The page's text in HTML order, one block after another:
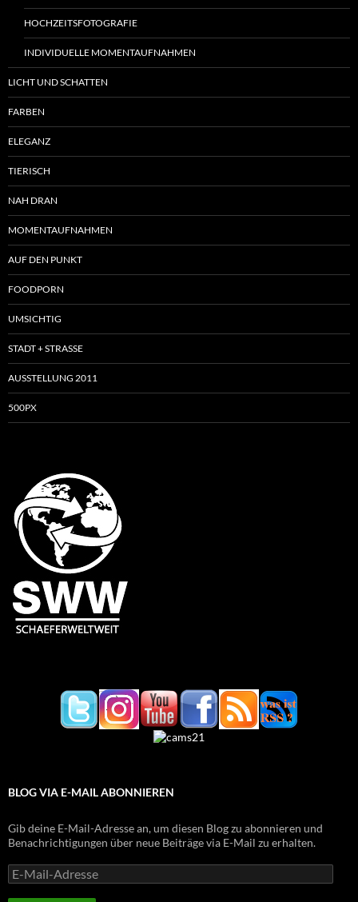
HOCHZEITSFOTOGRAFIE
INDIVIDUELLE MOMENTAUFNAHMEN
LICHT UND SCHATTEN
FARBEN
ELEGANZ
TIERISCH
NAH DRAN
MOMENTAUFNAHMEN
AUF DEN PUNKT
FOODPORN
UMSICHTIG
STADT + STRASSE
AUSSTELLUNG 2011
500PX
BLOG VIA E-MAIL ABONNIEREN
Gib deine E-Mail-Adresse an, um diesen Blog zu abonnieren und
Benachrichtigungen über neue Beiträge via E-Mail zu erhalten.
E-
Mail-